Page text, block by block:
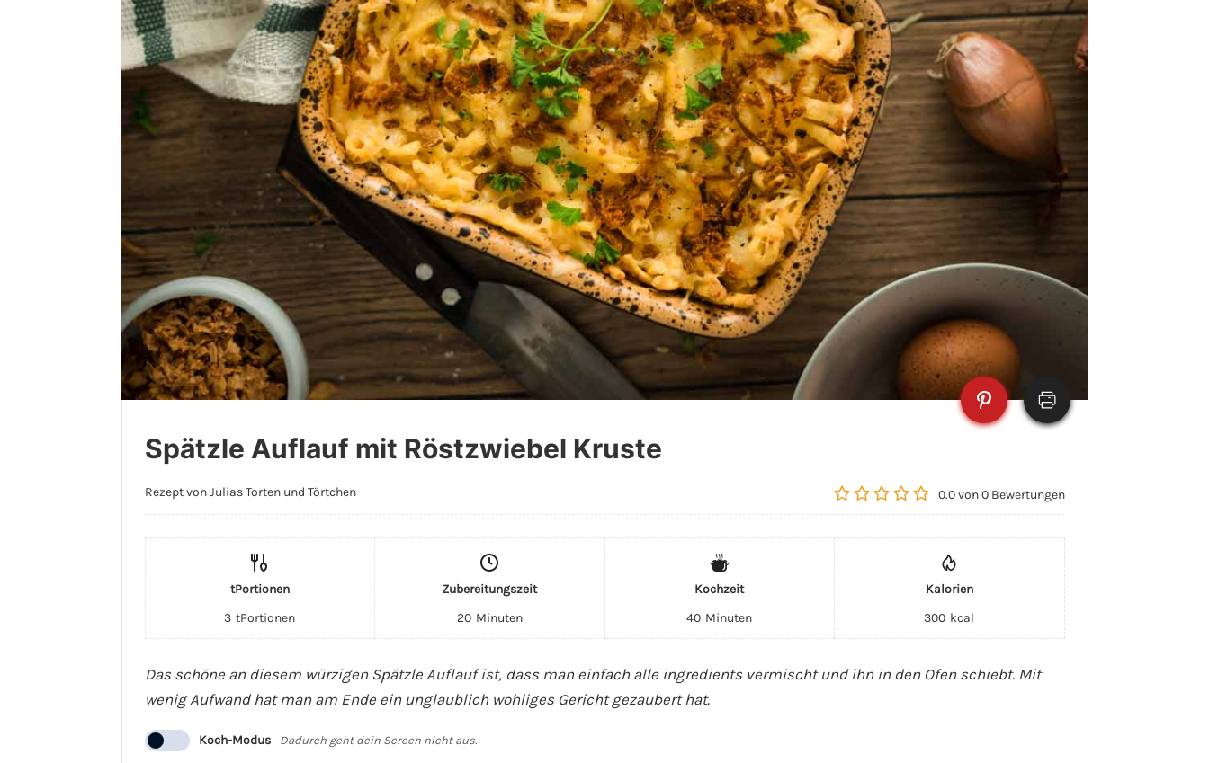
Spätzle Auflauf mit Röstzwiebel Kruste
Rezept von Julias Torten und Törtchen 0.0von0Bewertungen
tPortionen
3 tPortionen
Zubereitungszeit
20 Minuten
Kochzeit
40 Minuten
Kalorien
300 kcal
Das schöne an diesem würzigen Spätzle Auflauf ist, dass man einfach alle ingredients vermischt und ihn in den Ofen schiebt. Mit
wenig Aufwand hat man am Ende ein unglaublich wohliges Gericht gezaubert hat.
Koch-Modus Dadurch geht dein Screen nicht aus.